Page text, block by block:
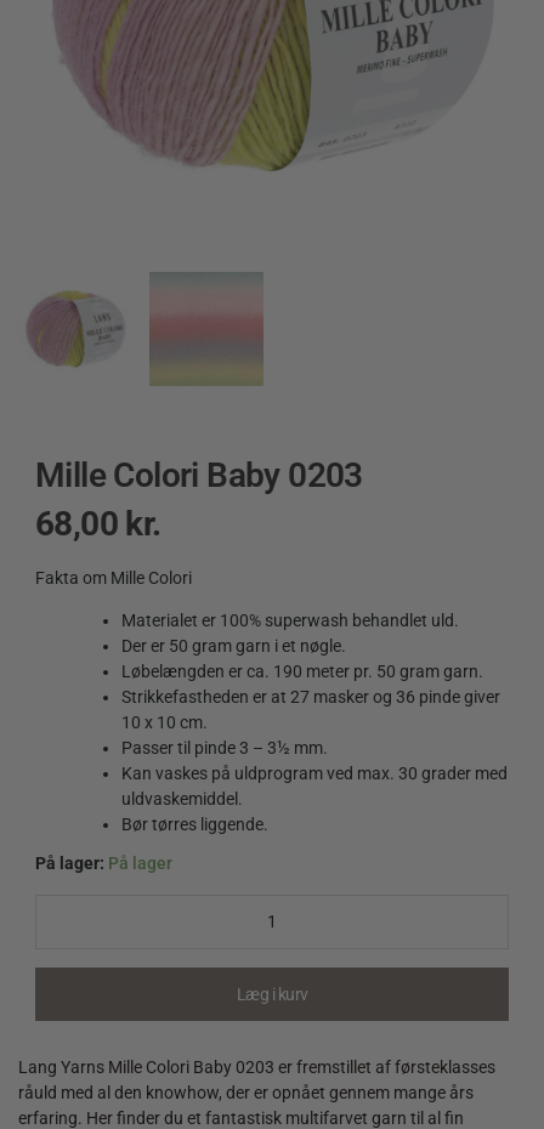
Mille Colori Baby 0203
68,00 kr.
Fakta om Mille Colori
Materialet er 100% superwash behandlet uld.
Der er 50 gram garn i et nøgle.
Løbelængden er ca. 190 meter pr. 50 gram garn.
Strikkefastheden er at 27 masker og 36 pinde giver
10 x 10 cm.
Passer til pinde 3 – 3½ mm.
Kan vaskes på uldprogram ved max. 30 grader med
uldvaskemiddel.
Bør tørres liggende.
På lager: På lager
Læg i kurv
Lang Yarns Mille Colori Baby 0203 er fremstillet af førsteklasses
råuld med al den knowhow, der er opnået gennem mange års
erfaring. Her finder du et fantastisk multifarvet garn til al fin